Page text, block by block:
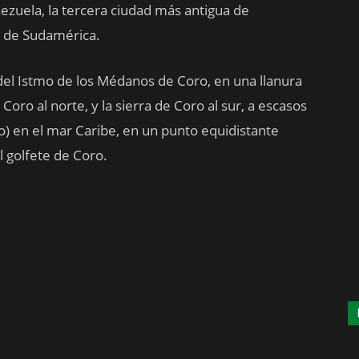
la tercera ciudad más antigua de
Sudamérica.
Istmo de los Médanos de Coro, en una llanura
al norte, y la sierra de Coro al sur, a escasos
en el mar Caribe, en un punto equidistante
golfete de Coro.